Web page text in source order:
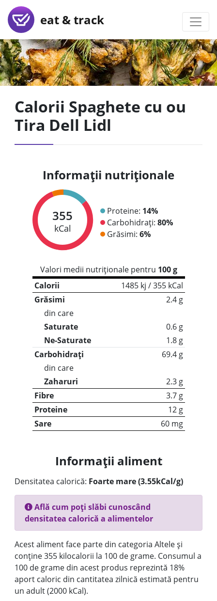
eat & track
Calorii Spaghete cu ou
Tira Dell Lidl
Informații nutriționale
355
kCal
Proteine: 14%
Carbohidrați: 80%
Grăsimi: 6%
Valori medii nutriționale pentru 100 g
Calorii
1485 kj / 355 kCal
Grăsimi
2.4 g
din care
Saturate
0.6 g
Ne-Saturate
1.8 g
Carbohidrați
69.4 g
din care
Zaharuri
2.3 g
Fibre
3.7 g
Proteine
12 g
Sare
60 mg
Informații aliment
Densitatea calorică: Foarte mare (3.55kCal/g)
Află cum poți slăbi cunoscând
densitatea calorică a alimentelor
Acest aliment face parte din categoria Altele și
conține 355 kilocalorii la 100 de grame. Consumul a
100 de grame din acest produs reprezintă 18%
aport caloric din cantitatea zilnică estimată pentru
un adult (2000 kCal).